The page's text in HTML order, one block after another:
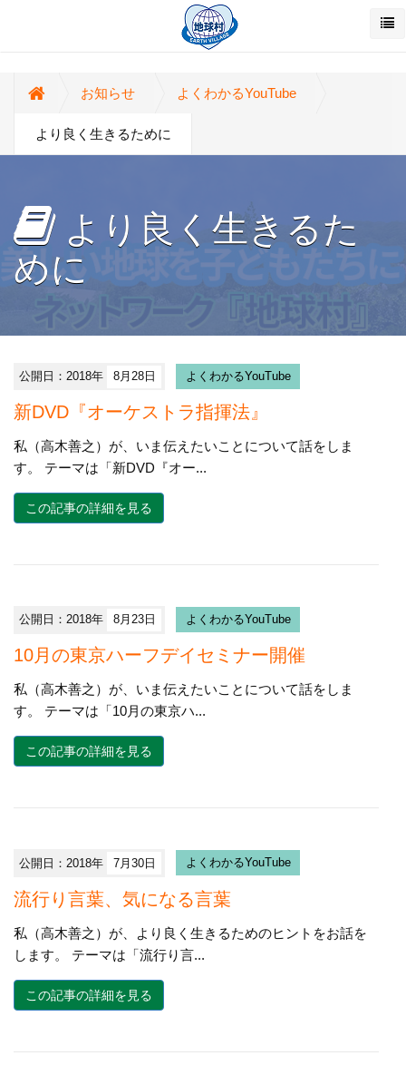
お知らせ よくわかるYouTube
より良く生きるために
より良く生きるた
めに
公開日：2018年 8月28日 よくわかるYouTube
新DVD『オーケストラ指揮法』
私（高木善之）が、いま伝えたいことについて話をしま
す。 テーマは「新DVD『オー...
この記事の詳細を見る
公開日：2018年 8月23日 よくわかるYouTube
10月の東京ハーフデイセミナー開催
私（高木善之）が、いま伝えたいことについて話をしま
す。 テーマは「10月の東京ハ...
この記事の詳細を見る
公開日：2018年 7月30日 よくわかるYouTube
流行り言葉、気になる言葉
私（高木善之）が、より良く生きるためのヒントをお話を
します。 テーマは「流行り言...
この記事の詳細を見る